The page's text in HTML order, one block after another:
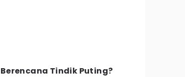
Berencana Tindik Puting?